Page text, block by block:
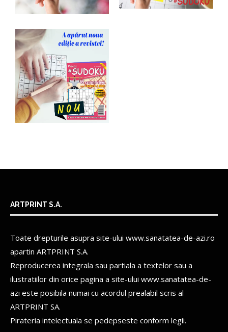
ARTPRINT S.A.
Toate drepturile asupra site-ului www.sanatatea-de-azi.ro
apartin ARTPRINT S.A.
Reproducerea integrala sau partiala a textelor sau a
ilustratiilor din orice pagina a site-ului www.sanatatea-de-
azi este posibila numai cu acordul prealabil scris al
ARTPRINT SA.
Pirateria intelectuala se pedepseste conform legii.